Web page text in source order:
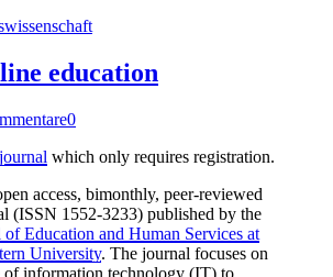
education
0
which only requires registration.
access, bimonthly, peer-reviewed
(ISSN 1552-3233) published by the
Education and Human Services at
University. The journal focuses on
of information technology (IT) to